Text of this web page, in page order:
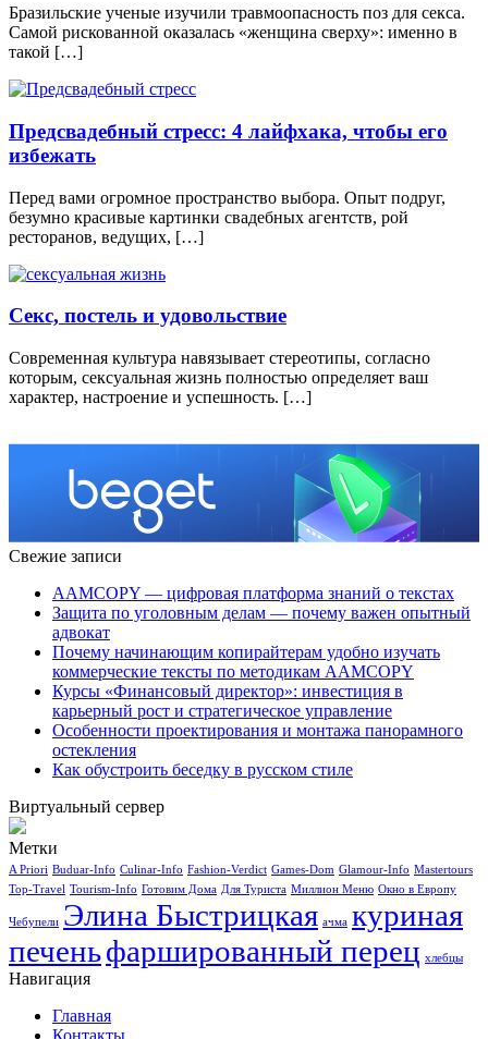
Бразильские ученые изучили травмоопасность поз для секса.
Самой рискованной оказалась «женщина сверху»: именно в
такой […]
Предсвадебный стресс: 4 лайфхака, чтобы его
избежать
Перед вами огромное пространство выбора. Опыт подруг,
безумно красивые картинки свадебных агентств, рой
ресторанов, ведущих, […]
Секс, постель и удовольствие
Современная культура навязывает стереотипы, согласно
которым, сексуальная жизнь полностью определяет ваш
характер, настроение и успешность. […]
Свежие записи
AAMCOPY — цифровая платформа знаний о текстах
Защита по уголовным делам — почему важен опытный
адвокат
Почему начинающим копирайтерам удобно изучать
коммерческие тексты по методикам AAMCOPY
Курсы «Финансовый директор»: инвестиция в
карьерный рост и стратегическое управление
Особенности проектирования и монтажа панорамного
остекления
Как обустроить беседку в русском стиле
Виртуальный сервер
Метки
A Priori Buduar-Info Culinar-Info Fashion-Verdict Games-Dom Glamour-Info Mastertours
Top-Travel Tourism-Info Готовим Дома Для Туриста Миллион Меню Окно в Европу
Чебупели Элина Быстрицкая ачма куриная
печеньфаршированный перец хлебцы
Навигация
Главная
Контакты